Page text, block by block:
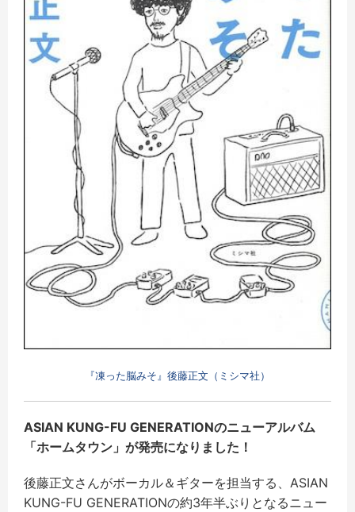
『凍った脳みそ』後藤正文（ミシマ社）
ASIAN KUNG-FU GENERATIONのニューアルバム
「ホームタウン」が発売になりました！
後藤正文さんがボーカル＆ギターを担当する、ASIAN
KUNG-FU GENERATIONの約3年半ぶりとなるニュー